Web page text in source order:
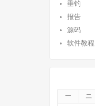
垂钓
报告
源码
软件教程
一 二